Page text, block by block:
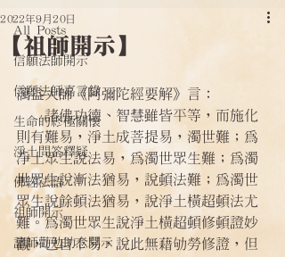
All Posts
信願法師開示
信願法師嘉言錄
生命的終極關懷
淨土問答釋疑
佛經法語
祖師開示
諸師勸勉助念開示
【祖師開示】
2022年9月20日
蕅益大師《阿彌陀經要解》言：
    諸佛功德、智慧雖皆平等，而施化
則有難易，淨土成菩提易，濁世難；為
淨土眾生說法易，為濁世眾生難；為濁
世眾生說漸法猶易，說頓法難；為濁世
眾生說餘頓法猶易，說淨土橫超頓法尤
難。為濁世眾生說淨土橫超頓修頓證妙
觀，已自不易，說此無藉劬勞修證，但